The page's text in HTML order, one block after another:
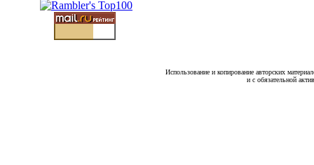
Использование и копирование авторских
и с обязательной